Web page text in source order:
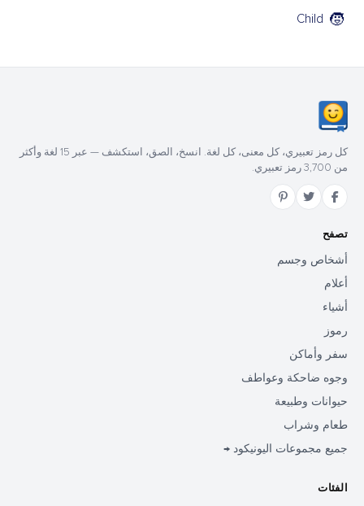
🧒
Child
كل رمز تعبيري، كل معنى، كل لغة. انسخ، الصق، استكشف — عبر 15 لغة وأكثر
من 3,700 رمز تعبيري.
تصفح
أشخاص وجسم
أعلام
أشياء
رموز
سفر وأماكن
وجوه ضاحكة وعواطف
حيوانات وطبيعة
طعام وشراب
جميع مجموعات اليونيكود →
الفئات